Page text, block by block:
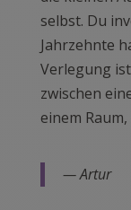
selbst. Du
Jahrzehnte
Verlegung
zwischen
einem
— Artur